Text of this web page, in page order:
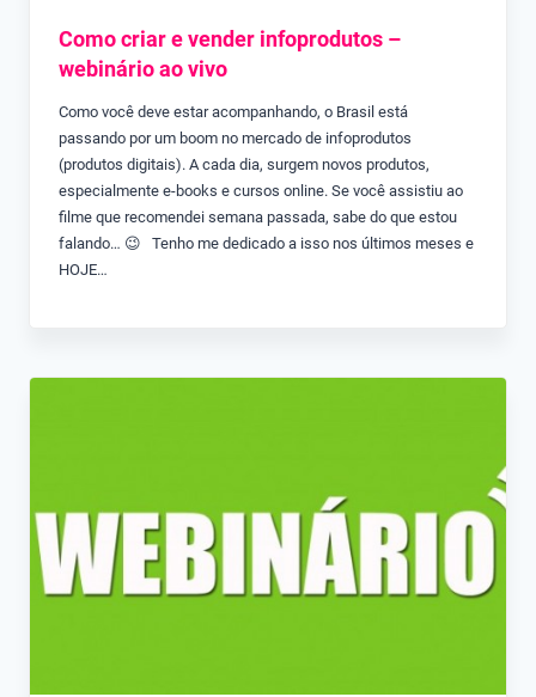
Como criar e vender infoprodutos –
webinário ao vivo
Como você deve estar acompanhando, o Brasil está
passando por um boom no mercado de infoprodutos
(produtos digitais). A cada dia, surgem novos produtos,
especialmente e-books e cursos online. Se você assistiu ao
filme que recomendei semana passada, sabe do que estou
falando… 😉 Tenho me dedicado a isso nos últimos meses e
HOJE…